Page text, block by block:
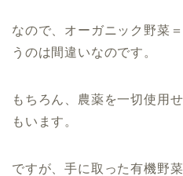
なので、オーガニック野菜
うのは間違いなのです。
もちろん、農薬を一切使用
もいます。
ですが、手に取った有機野